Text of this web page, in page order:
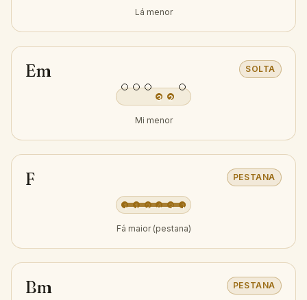
Lá menor
Em SOLTA
2
3
Mi menor
F PESTANA
1
3
4
2
1
1
Fá maior (pestana)
Bm
PESTANA